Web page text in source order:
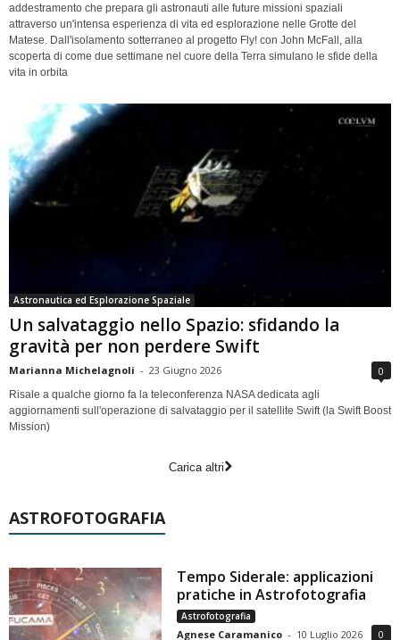
addestramento che prepara gli astronauti alle future missioni spaziali
attraverso un'intensa esperienza di vita ed esplorazione nelle Grotte del
Matese. Dall'isolamento sotterraneo al progetto Fly! con John McFall, alla
scoperta di come due settimane nel cuore della Terra simulano le sfide della
vita in orbita
Astronautica ed Esplorazione Spaziale
Un salvataggio nello Spazio: sfidando la
gravità per non perdere Swift
Marianna Michelagnoli - 23 Giugno 2026 0
Risale a qualche giorno fa la teleconferenza NASA dedicata agli
aggiornamenti sull'operazione di salvataggio per il satellite Swift (la Swift Boost
Mission)
Carica altri
ASTROFOTOGRAFIA
Tempo Siderale: applicazioni
pratiche in Astrofotografia
Astrofotografia
Agnese Caramanico - 10 Luglio 2026 0